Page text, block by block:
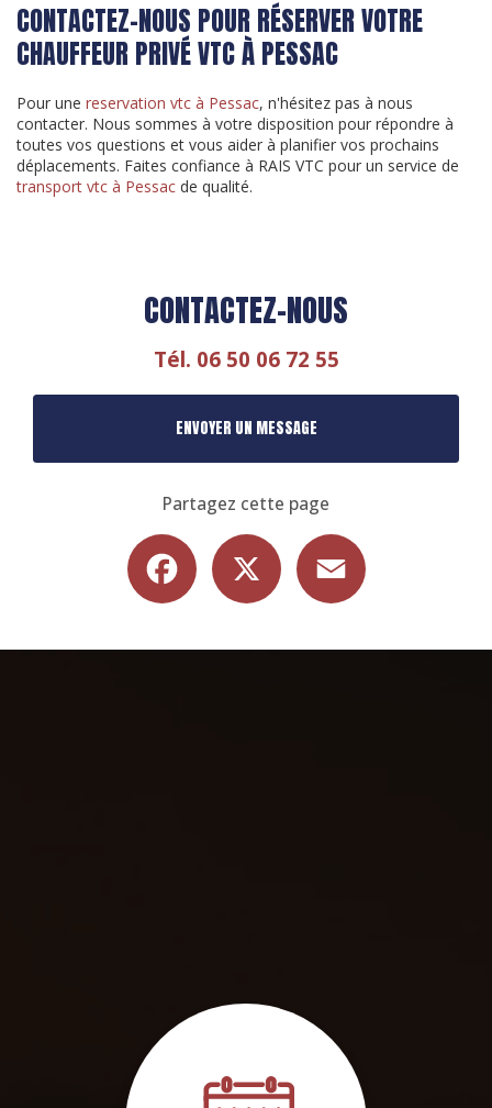
CONTACTEZ-NOUS POUR RÉSERVER VOTRE
CHAUFFEUR PRIVÉ VTC À PESSAC
Pour une reservation vtc à Pessac, n'hésitez pas à nous
contacter. Nous sommes à votre disposition pour répondre à
toutes vos questions et vous aider à planifier vos prochains
déplacements. Faites confiance à RAIS VTC pour un service de
transport vtc à Pessac de qualité.
CONTACTEZ-NOUS
Tél. 06 50 06 72 55
ENVOYER UN MESSAGE
Partagez cette page
Facebook